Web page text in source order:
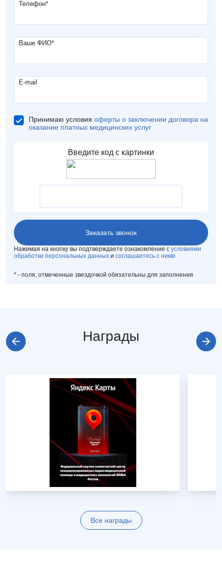
Телефон*
Ваше ФИО*
E-mail
Принимаю условия оферты о заключении договора на
оказание платных медицинских услуг
Нажимая на кнопку вы подтверждаете ознакомление с условиями
обработки персональных данных и соглашаетесь с ними
* - поля, отмеченные звездочкой обязательны для заполнения
Награды
Все награды